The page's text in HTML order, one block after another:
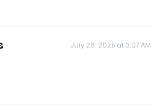
July 26, 2025 at 3:07 AM